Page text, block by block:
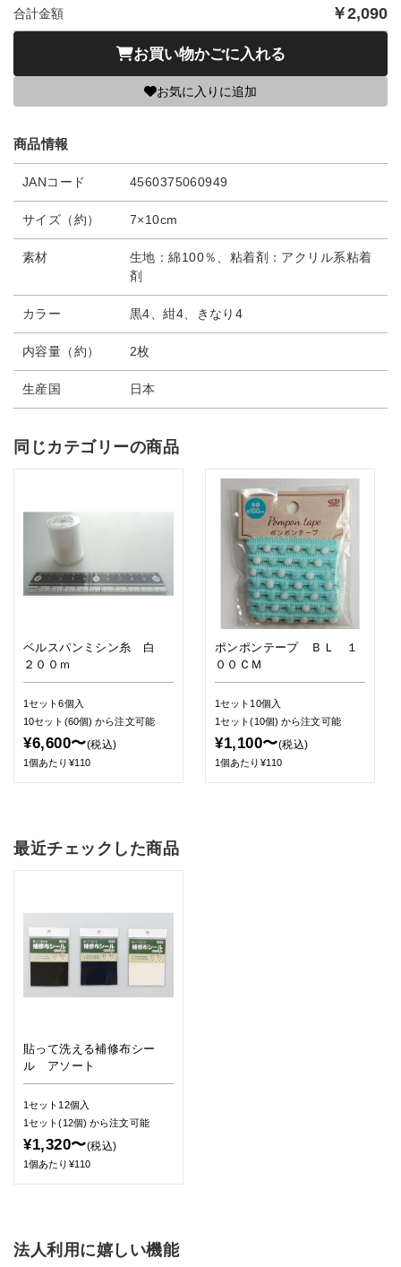
合計金額 ￥2,090
お買い物かごに入れる
お気に入りに追加
商品情報
JANコード 4560375060949
サイズ（約） 7×10cm
素材
生地：綿100％、粘着剤：アクリル系粘着
剤
カラー 黒4、紺4、きなり4
内容量（約） 2枚
生産国 日本
同じカテゴリーの商品
ベルスパンミシン糸 白
２００ｍ
1セット6個入
10セット(60個)から注文可能
¥6,600〜(税込)
1個あたり¥110
ポンポンテープ ＢＬ １
００ＣＭ
1セット10個入
1セット(10個)から注文可能
¥1,100〜(税込)
1個あたり¥110
最近チェックした商品
貼って洗える補修布シー
ル アソート
1セット12個入
1セット(12個)から注文可能
¥1,320〜(税込)
1個あたり¥110
法人利用に嬉しい機能